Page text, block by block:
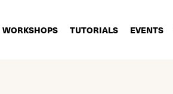
WORKSHOPS TUTORIALS EVENTS